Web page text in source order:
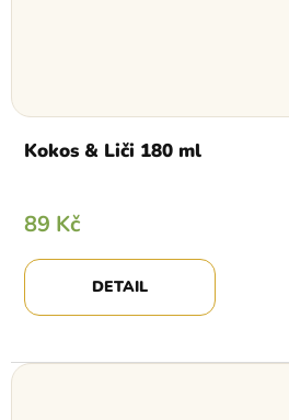
Kokos & Liči 180 ml
89 Kč
DETAIL